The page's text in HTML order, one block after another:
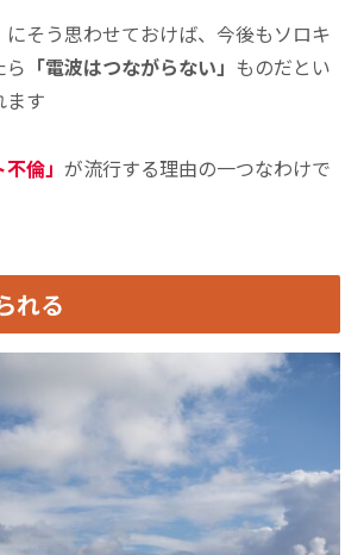
そう思わせておけば、今後もソロキ
ら 「電波はつながらない」 ものだとい
ます
倫」 が流行する理由の一つなわけで
れる